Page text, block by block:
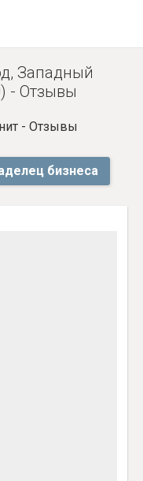
Западный
- Отзывы
- Отзывы
бизнеса